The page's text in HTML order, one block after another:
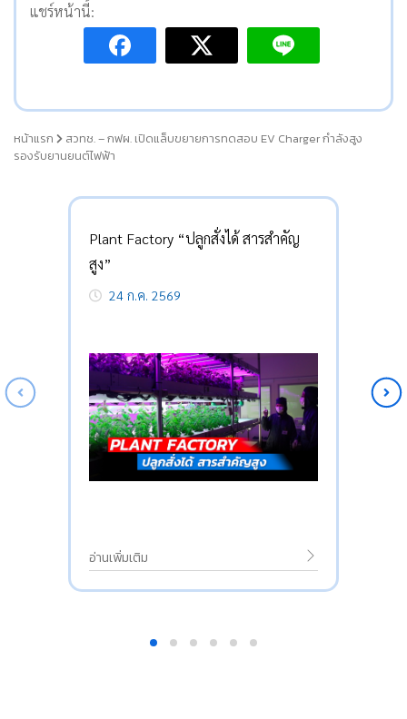
แชร์หน้านี้:
หน้าแรก
สวทช. – กฟผ. เปิดแล็บขยายการทดสอบ EV Charger กำลังสูง
รองรับยานยนต์ไฟฟ้า
Plant Factory “ปลูกสั่งได้ สารสำคัญ
สูง”
24 ก.ค. 2569
อ่านเพิ่มเติม